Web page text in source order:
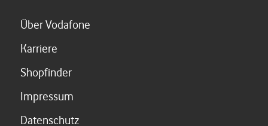
Über Vodafone
Karriere
ShopfinderLink öffnet in einem neuen Tab
Impressum
Datenschutz